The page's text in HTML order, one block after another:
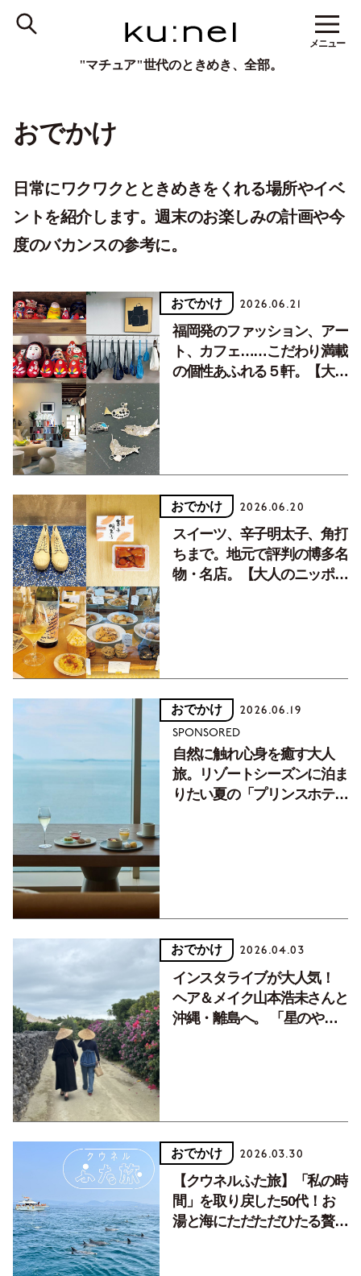
"マチュア"世代のときめき、全部。
メニュー
おでかけ
日常にワクワクとときめきをくれる場所やイベ
ントを紹介します。週末のお楽しみの計画や今
度のバカンスの参考に。
おでかけ 2026.06.21
福岡発のファッション、アー
ト、カフェ……こだわり満載
の個性あふれる５軒。【大人
おでかけ 2026.06.20
スイーツ、辛子明太子、角打
ちまで。地元で評判の博多名
物・名店。【大人のニッポン
おでかけ 2026.06.19
SPONSORED
自然に触れ心身を癒す大人
旅。リゾートシーズンに泊ま
りたい夏の「プリンスホテ
おでかけ 2026.04.03
インスタライブが大人気！
ヘア＆メイク山本浩未さんと
沖縄・離島へ。 「星のや竹
おでかけ 2026.03.30
【クウネルふた旅】「私の時
間」を取り戻した50代！お
湯と海にただただひたる贅沢